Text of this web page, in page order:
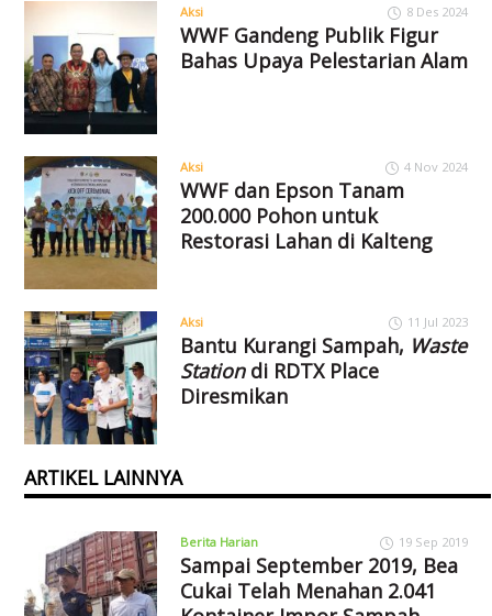
Aksi 8 Des 2024
WWF Gandeng Publik Figur
Bahas Upaya Pelestarian Alam
Aksi 4 Nov 2024
WWF dan Epson Tanam
200.000 Pohon untuk
Restorasi Lahan di Kalteng
Aksi 11 Jul 2023
Bantu Kurangi Sampah, Waste
Stationdi RDTX Place
Diresmikan
ARTIKEL LAINNYA
Berita Harian 19 Sep 2019
Sampai September 2019, Bea
Cukai Telah Menahan 2.041